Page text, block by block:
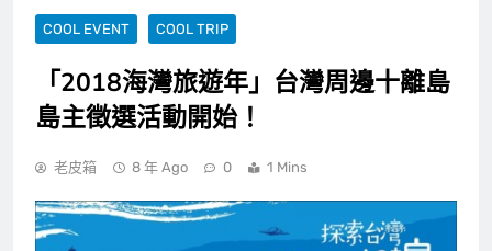
COOL EVENT COOL TRIP
「2018海灣旅遊年」台灣周邊十離島
島主徵選活動開始！
老皮箱 8 年 Ago 0 1 Mins